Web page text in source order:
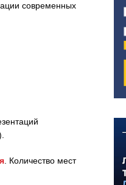
современных
. Количество мест